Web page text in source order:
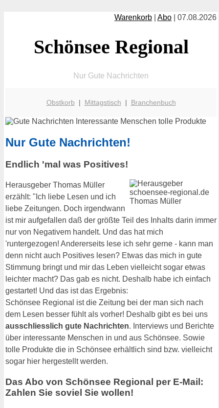
Warenkorb Abo | 07.08.2026
Schönsee Regional
Nur Gute Nachrichten
Obstkorb | Mittagstisch | Branchenbuch
Nur Gute Nachrichten!
Endlich 'mal was Positives!
Herausgeber Thomas Müller
erzählt: "Ich liebe Lesen und ich
liebe Zeitungen. Doch irgendwann
ist mir aufgefallen daß der größte Teil des Inhalts darin immer
nur von Negativem handelt. Und das hat mich
'runtergezogen! Andererseits lese ich sehr gerne - kann man
denn nicht auch Positives lesen? Etwas das mich in gute
Stimmung bringt und mir das Leben vielleicht sogar etwas
leichter macht? Das gab es nicht. Deshalb habe ich einfach
gestartet! Und das ist das Ergebnis:
Schönsee Regional ist die Zeitung bei der man sich nach
dem Lesen besser fühlt als vorher! Deshalb gibt es bei uns
ausschliesslich gute Nachrichten. Interviews und Berichte
über interessante Menschen in und aus Schönsee. Sowie
tolle Produkte die in Schönsee erhältlich sind bzw. vielleicht
sogar hier hergestellt werden.
Das Abo von Schönsee Regional per E-Mail:
Zahlen Sie soviel Sie wollen!